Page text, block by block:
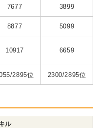
7677 3899
8877 5099
10917 6659
2895位 2300/2895位
ル